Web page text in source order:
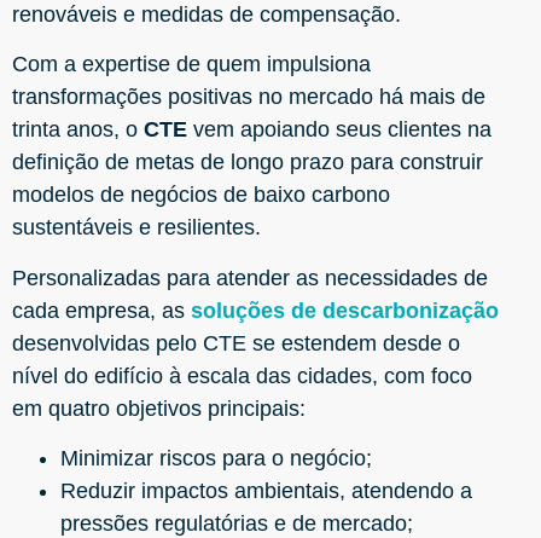
renováveis e medidas de compensação.
Com a expertise de quem impulsiona
transformações positivas no mercado há mais de
trinta anos, o CTE vem apoiando seus clientes na
definição de metas de longo prazo para construir
modelos de negócios de baixo carbono
sustentáveis e resilientes.
Personalizadas para atender as necessidades de
cada empresa, as soluções de descarbonização
desenvolvidas pelo CTE se estendem desde o
nível do edifício à escala das cidades, com foco
em quatro objetivos principais:
Minimizar riscos para o negócio;
Reduzir impactos ambientais, atendendo a
pressões regulatórias e de mercado;